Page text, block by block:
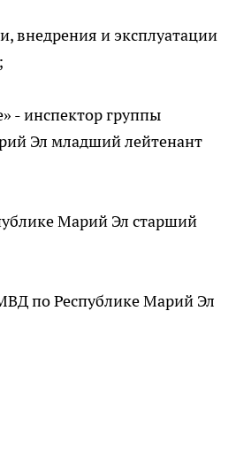
внедрения и эксплуатации
- инспектор группы
Эл младший лейтенант
Марий Эл старший
по Республике Марий Эл